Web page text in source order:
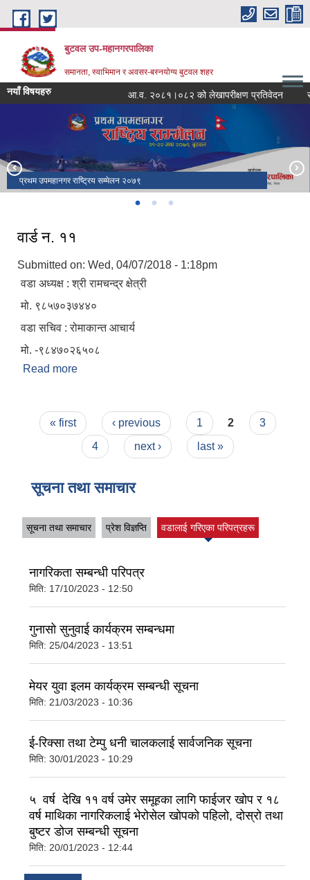
Skip to main content
बुटवल उप-महानगरपालिका
समानता, स्वाभिमान र अवसर-बस्नयोग्य बुटवल शहर
नयाँ विषयहरु आ.व. २०८१।०८२ को लेखापरीक्षण प्रतिवेदन
प्रथम उपमहानगर राष्ट्रिय सम्मेलन २०७९
सपथ ग्रहण तथा पदस्थापन समारोह २०७९
वार्ड न. ११
Submitted on: Wed, 04/07/2018 - 1:18pm
वडा अध्यक्ष : श्री रामचन्द्र क्षेत्री
मो. ९८५७०३७४४०
वडा सचिव : रोमाकान्त आचार्य
मो. -९८४७०२६५०८
Read more
Pages
« first ‹ previous 1 2
3
4
next › last »
सूचना तथा समाचार
सूचना तथा समाचार प्रेश विज्ञप्ति वडालाई गरिएका परिपत्रहरू
नागरिकता सम्बन्धी परिपत्र
मिति: 17/10/2023 - 12:50
गुनासो सुनुवाई कार्यक्रम सम्बन्धमा
मिति: 25/04/2023 - 13:51
मेयर युवा इलम कार्यक्रम सम्बन्धी सूचना
मिति: 21/03/2023 - 10:36
ई-रिक्सा तथा टेम्पु धनी चालकलाई सार्वजनिक सूचना
मिति: 30/01/2023 - 10:29
५ वर्ष देखि ११ वर्ष उमेर समूहका लागि फाईजर खोप र १८
वर्ष माथिका नागरिकलाई भेरोसेल खोपको पहिलो, दोस्रो तथा
बुष्टर डोज सम्बन्धी सूचना
मिति: 20/01/2023 - 12:44